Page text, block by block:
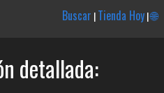
Buscar |Tienda Hoy|🌐
detallada: